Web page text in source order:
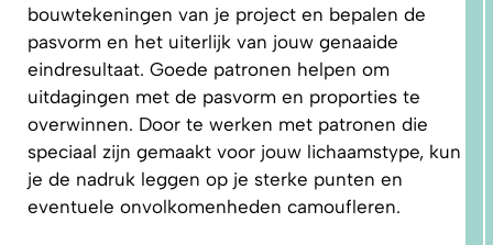
bouwtekeningen van je project en bepalen de
pasvorm en het uiterlijk van jouw genaaide
eindresultaat. Goede patronen helpen om
uitdagingen met de pasvorm en proporties te
overwinnen. Door te werken met patronen die
speciaal zijn gemaakt voor jouw lichaamstype, kun
je de nadruk leggen op je sterke punten en
eventuele onvolkomenheden camoufleren.